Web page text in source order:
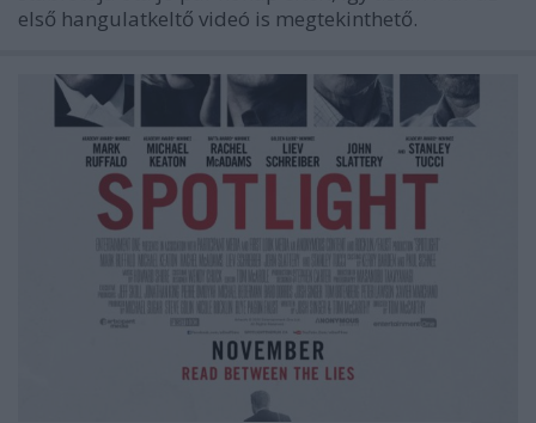
első hangulatkeltő videó is megtekinthető.